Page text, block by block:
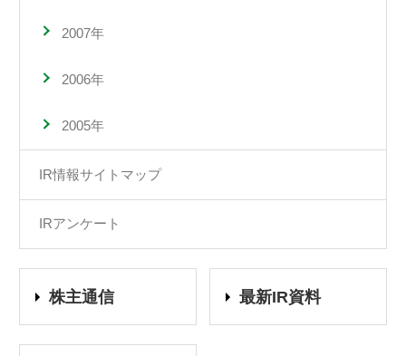
2007年
2006年
2005年
IR情報サイトマップ
IRアンケート
株主通信 最新IR資料